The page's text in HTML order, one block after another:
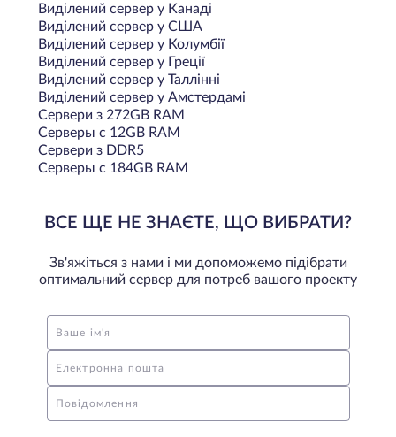
Виділений сервер у Канаді
Виділений сервер у США
Виділений сервер у Колумбії
Виділений сервер у Греції
Виділений сервер у Таллінні
Виділений сервер у Амстердамі
Сервери з 272GB RAM
Серверы с 12GB RAM
Сервери з DDR5
Серверы с 184GB RAM
ВСЕ ЩЕ НЕ ЗНАЄТЕ, ЩО ВИБРАТИ?
Зв'яжіться з нами і ми допоможемо підібрати
оптимальний сервер для потреб вашого проекту
Ваше ім'я
Електронна пошта
Повідомлення